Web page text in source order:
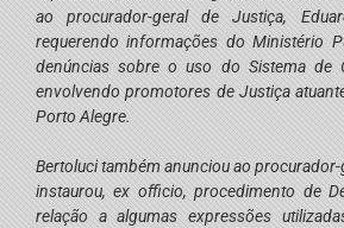
ao procurador-geral de Justiça,
requerendo informações do Ministério
denúncias sobre o uso do Sistema de
envolvendo promotores de Justiça
Porto Alegre.
Bertoluci também anunciou ao
instaurou, ex officio, procedimento de
relação a algumas expressões